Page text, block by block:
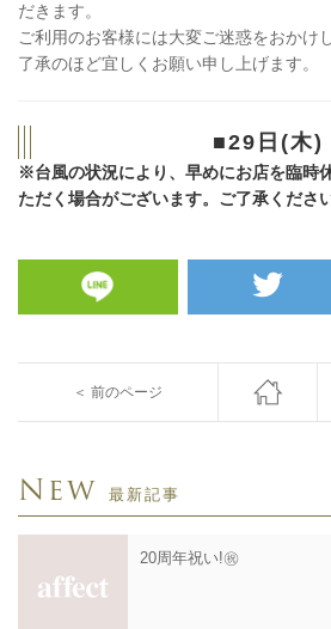
だきます。
ご利用のお客様には大変ご迷惑をおかけ
了承のほど宜しくお願い申し上げます。
■29日(木)
※台風の状況により、早めにお店を臨時
ただく場合がございます。ご了承ください
＜ 前のページ
New 最新記事
20周年祝い!㊗️